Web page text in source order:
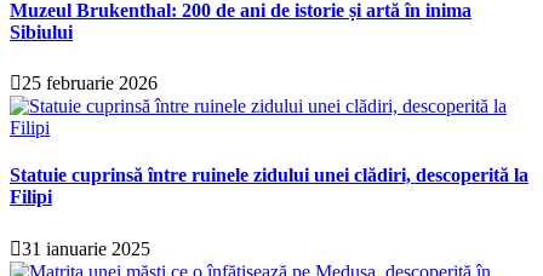
Muzeul Brukenthal: 200 de ani de istorie și artă în inima
Sibiului
25 februarie 2026
Statuie cuprinsă între ruinele zidului unei clădiri, descoperită la
Filipi
31 ianuarie 2025